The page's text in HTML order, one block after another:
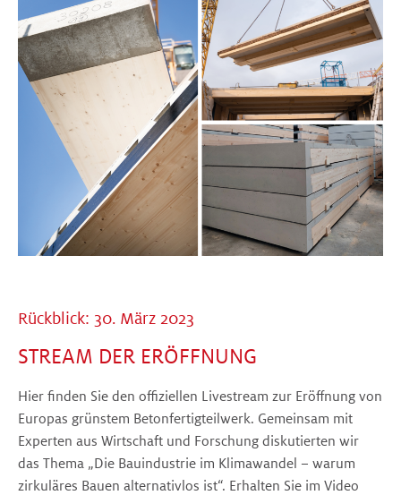
Rückblick: 30. März 2023
STREAM DER ERÖFFNUNG
Hier finden Sie den offiziellen Livestream zur Eröffnung von
Europas grünstem Betonfertigteilwerk. Gemeinsam mit
Experten aus Wirtschaft und Forschung diskutierten wir
das Thema „Die Bauindustrie im Klimawandel – warum
zirkuläres Bauen alternativlos ist“. Erhalten Sie im Video